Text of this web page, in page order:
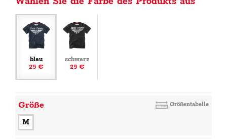
blau
25 €
schwarz
25 €
Größe Größentabelle
M